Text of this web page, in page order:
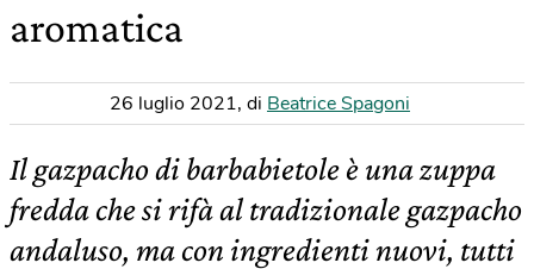
aromatica
26 luglio 2021, di Beatrice Spagoni
Il gazpacho di barbabietole è una zuppa
fredda che si rifà al tradizionale gazpacho
andaluso, ma con ingredienti nuovi, tutti